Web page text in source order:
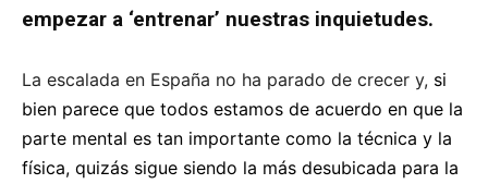
empezar a ‘entrenar’ nuestras inquietudes.
La escalada en España no ha parado de crecer y, si
bien parece que todos estamos de acuerdo en que la
parte mental es tan importante como la técnica y la
física, quizás sigue siendo la más desubicada para la